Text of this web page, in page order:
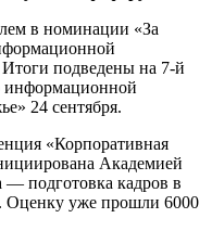
в номинации «За
подведены на 7-й
информационной
24 сентября.
«Корпоративная
Академией
— подготовка кадров в
Оценку уже прошли 6000